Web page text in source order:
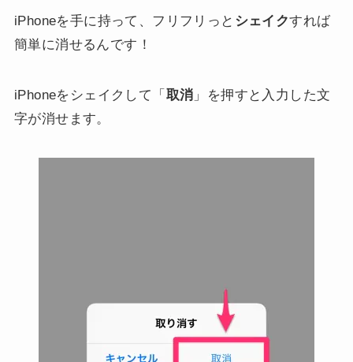
iPhoneを手に持って、フリフリっと シェイクすれば
簡単に消せるんです！
iPhoneをシェイクして「 取消 」を押すと入力した文
字が消せます。